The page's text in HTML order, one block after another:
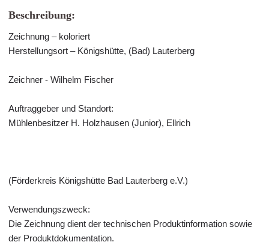
Beschreibung:
Zeichnung – koloriert
Herstellungsort – Königshütte, (Bad) Lauterberg
Zeichner - Wilhelm Fischer
Auftraggeber und Standort:
Mühlenbesitzer H. Holzhausen (Junior), Ellrich
(Förderkreis Königshütte Bad Lauterberg e.V.)
Verwendungszweck:
Die Zeichnung dient der technischen Produktinformation sowie
der Produktdokumentation.